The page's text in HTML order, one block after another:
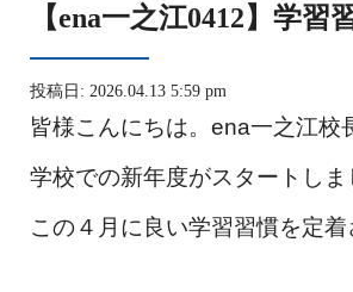
【ena一之江0412】学習
投稿日: 2026.04.13 5:59 pm
皆様こんにちは。ena一之江校
学校での新年度がスタートしま
この４月に良い学習習慣を定着